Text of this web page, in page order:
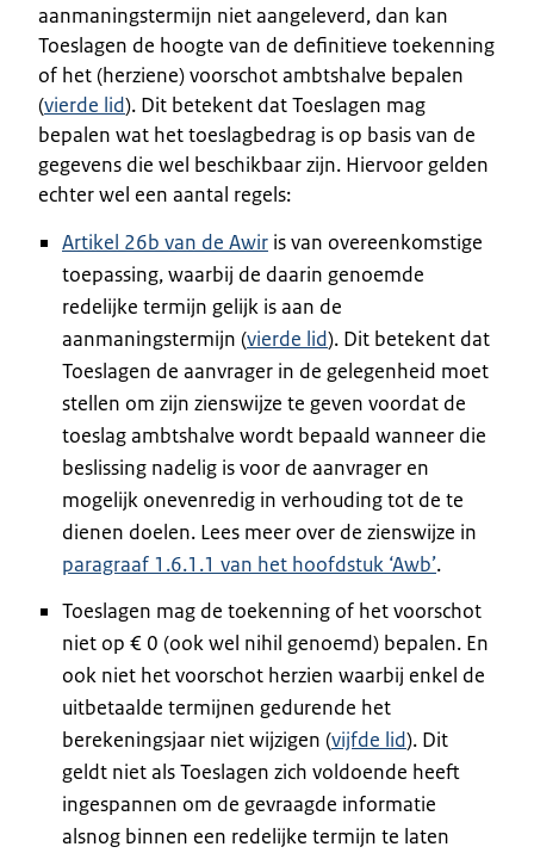
aanmaningstermijn niet aangeleverd, dan kan
Toeslagen de hoogte van de definitieve toekenning
of het (herziene) voorschot ambtshalve bepalen
(vierde lid). Dit betekent dat Toeslagen mag
bepalen wat het toeslagbedrag is op basis van de
gegevens die wel beschikbaar zijn. Hiervoor gelden
echter wel een aantal regels:
Artikel 26b van de Awir is van overeenkomstige
toepassing, waarbij de daarin genoemde
redelijke termijn gelijk is aan de
aanmaningstermijn (vierde lid). Dit betekent dat
Toeslagen de aanvrager in de gelegenheid moet
stellen om zijn zienswijze te geven voordat de
toeslag ambtshalve wordt bepaald wanneer die
beslissing nadelig is voor de aanvrager en
mogelijk onevenredig in verhouding tot de te
dienen doelen. Lees meer over de zienswijze in
paragraaf 1.6.1.1 van het hoofdstuk ‘Awb’.
Toeslagen mag de toekenning of het voorschot
niet op € 0 (ook wel nihil genoemd) bepalen. En
ook niet het voorschot herzien waarbij enkel de
uitbetaalde termijnen gedurende het
berekeningsjaar niet wijzigen (vijfde lid). Dit
geldt niet als Toeslagen zich voldoende heeft
ingespannen om de gevraagde informatie
alsnog binnen een redelijke termijn te laten